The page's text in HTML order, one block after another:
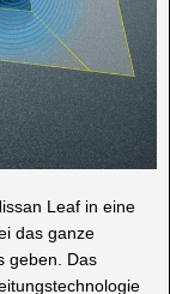
Leaf in eine
das ganze
geben. Das